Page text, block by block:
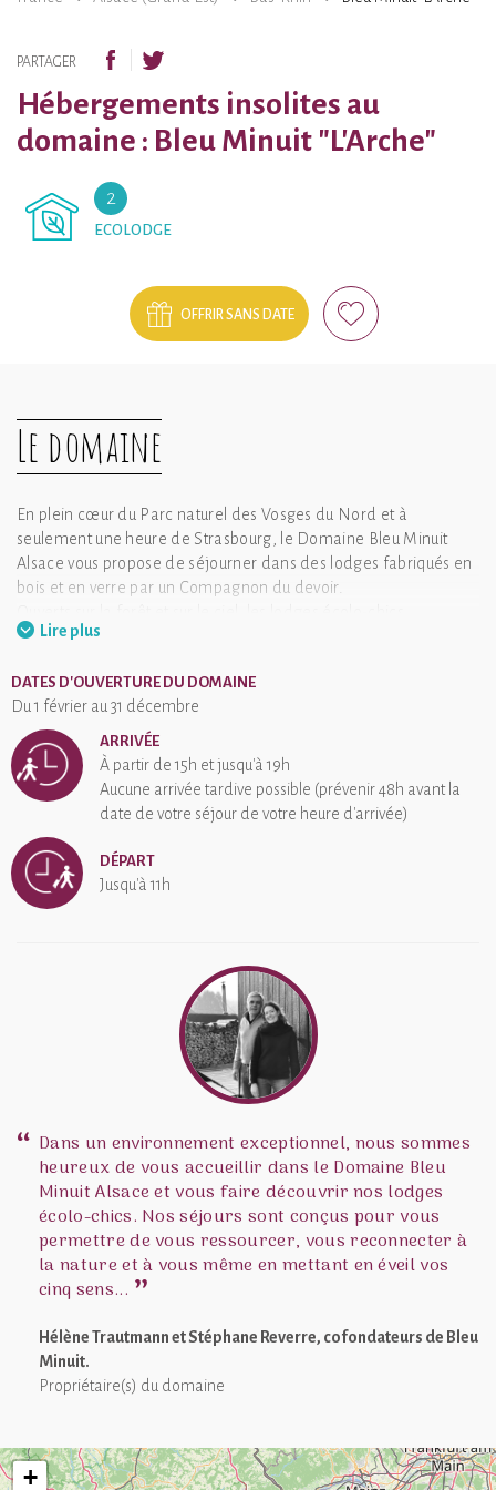
PARTAGER
Hébergements insolites au
domaine : Bleu Minuit "L'Arche"
2
ECOLODGE
OFFRIR SANS DATE
Le domaine
En plein cœur du Parc naturel des Vosges du Nord et à
seulement une heure de Strasbourg, le Domaine Bleu Minuit
Alsace vous propose de séjourner dans des lodges fabriqués en
bois et en verre par un Compagnon du devoir.
bénéficient d'un environnement exceptionnel.
offrir une pause bien-être dans le sauna ou dans le bain de
Patagonie.
Pour ravir vos papilles, vous pourrez découvrir à moins d'une
centaine de mètres, le restaurant gastronomique Anthon, où le
chef, Georges Flaig, vous invite à découvrir les saveurs de
l’Alsace en version bio, fraîche et douce.
: balades en calèche, randonnées, visite des châteaux forts de
la région ou des ateliers des artisans locaux.
Lire plus
DATES D'OUVERTURE DU DOMAINE
Du 1 février au 31 décembre
ARRIVÉE
À partir de 15h et jusqu'à 19h
Aucune arrivée tardive possible (prévenir 48h avant la
date de votre séjour de votre heure d'arrivée)
DÉPART
Jusqu'à 11h
Dans un environnement exceptionnel, nous sommes
heureux de vous accueillir dans le Domaine Bleu
Minuit Alsace et vous faire découvrir nos lodges
écolo-chics. Nos séjours sont conçus pour vous
permettre de vous ressourcer, vous reconnecter à
la nature et à vous même en mettant en éveil vos
cinq sens...
Hélène Trautmann et Stéphane Reverre, cofondateurs de Bleu
Minuit.
Propriétaire(s) du domaine
+